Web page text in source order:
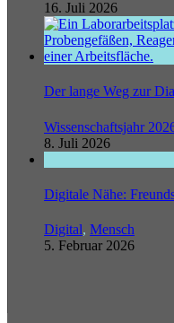
16. Juli 2026
Der lange Weg zur
Wissenschaftsjahr
8. Juli 2026
Digitale Nähe:
Digital, Mensch
5. Februar 2026